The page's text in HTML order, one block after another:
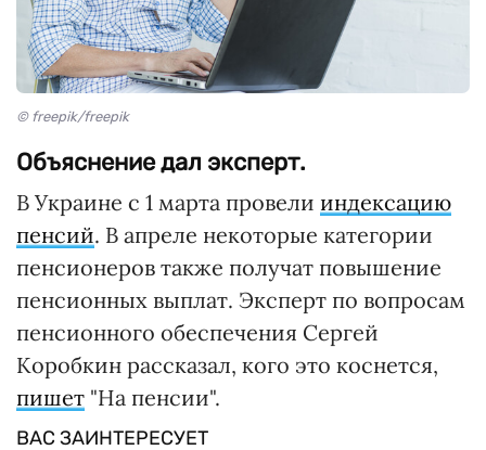
© freepik/freepik
Объяснение дал эксперт.
В Украине с 1 марта провели индексацию
пенсий. В апреле некоторые категории
пенсионеров также получат повышение
пенсионных выплат. Эксперт по вопросам
пенсионного обеспечения Сергей
Коробкин рассказал, кого это коснется,
пишет "На пенсии".
ВАС ЗАИНТЕРЕСУЕТ